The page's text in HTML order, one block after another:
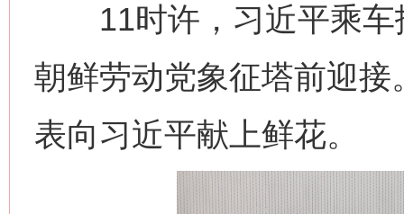
11时许，习近平乘车
朝鲜劳动党象征塔前迎
表向习近平献上鲜花。